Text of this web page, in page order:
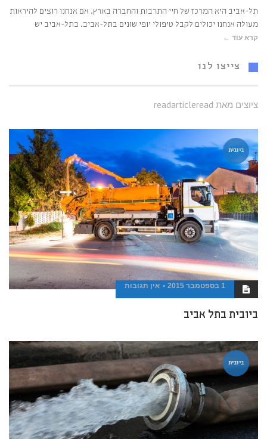
תל-אביב היא המרכז של חיי התרבות והחברה בארץ. אם אנחנו רוצים להיראות
מעולה אנחנו יכולים לקבל טיפולי יופי שונים בתל-אביב. בתל-אביב יש
קרא עוד ←
צייצו לנו
ציוצים מאת readarticleread
ביובית
1 בספטמבר 2015 אין תגובות
ביובית בתל אביב
ביובית